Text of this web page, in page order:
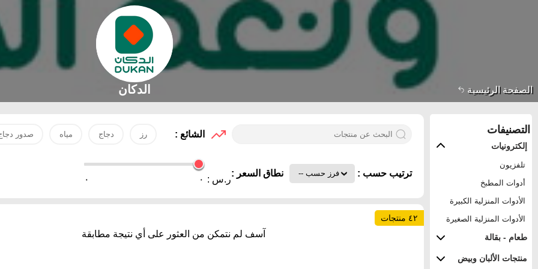
الصفحة الرئيسية الدكان
التصنيفات
إلكترونيات
تلفزيون
أدوات المطبخ
الأدوات المنزلية الكبيرة
الأدوات المنزلية الصغيرة
طعام - بقالة
منتجات الألبان وبيض
الشائع : رز دجاج مياه صدور
ترتيب حسب : نطاق السعر :
ر.س : ٠ ٠
٤٢ منتجات
آسف لم نتمكن من العثور على أي نتيجة مطابقة